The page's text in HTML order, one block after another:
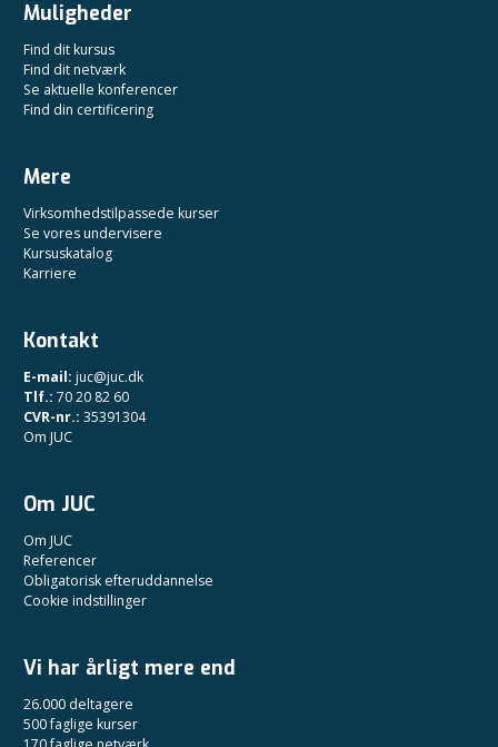
Muligheder
Find dit kursus
Find dit netværk
Se aktuelle konferencer
Find din certificering
Mere
Virksomhedstilpassede kurser
Se vores undervisere
Kursuskatalog
Karriere
Kontakt
E-mail: juc@juc.dk
Tlf.: 70 20 82 60
CVR-nr.: 35391304
Om JUC
Om JUC
Om JUC
Referencer
Obligatorisk efteruddannelse
Cookie indstillinger
Vi har årligt mere end
26.000 deltagere
500 faglige kurser